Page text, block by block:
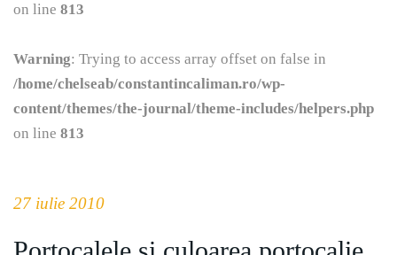
on line 813
Warning: Trying to access array offset on false in
/home/chelseab/constantincaliman.ro/wp-
content/themes/the-journal/theme-includes/helpers.php
on line 813
27 iulie 2010